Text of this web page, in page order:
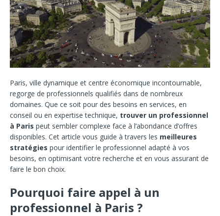
Paris, ville dynamique et centre économique incontournable,
regorge de professionnels qualifiés dans de nombreux
domaines. Que ce soit pour des besoins en services, en
conseil ou en expertise technique, trouver un professionnel
à Paris peut sembler complexe face à l’abondance d’offres
disponibles. Cet article vous guide à travers les meilleures
stratégies pour identifier le professionnel adapté à vos
besoins, en optimisant votre recherche et en vous assurant de
faire le bon choix.
Pourquoi faire appel à un
professionnel à Paris ?